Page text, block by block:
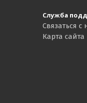
Служба
Связаться с
Карта сайта